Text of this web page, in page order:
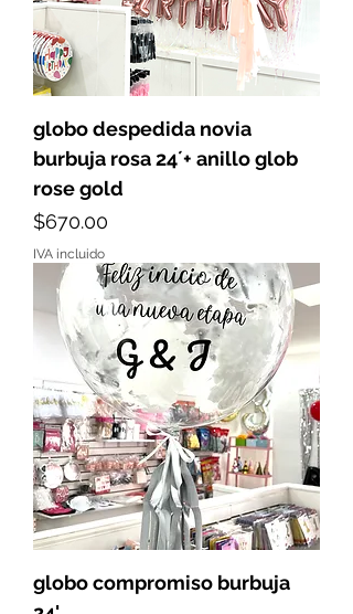
globo despedida novia
burbuja rosa 24´+ anillo glob
rose gold
Precio
$670.00
IVA incluido
globo compromiso burbuja